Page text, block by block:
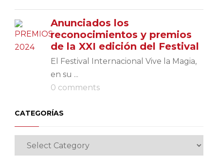
Anunciados los
reconocimientos y premios
de la XXI edición del Festival
El Festival Internacional Vive la Magia,
en su ...
0 comments
CATEGORÍAS